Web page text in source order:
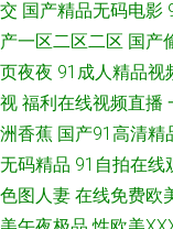
久久比比资源色 福利社
午夜AV婷婷 91网站在线
美日韩性愛久久 亚洲肉
芽极品视觉盛宴 91肏碰
交 国产精品无码电影
产一区二区二区 国产
页夜夜 91成人精品视
视 福利在线视频直播
洲香蕉 国产91高清精
无码精品 91自拍在线
色图人妻 在线免费欧